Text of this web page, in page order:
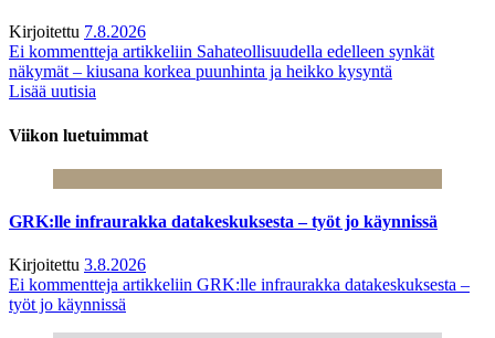
Kirjoitettu 7.8.2026
Ei kommentteja artikkeliin Sahateollisuudella edelleen synkät
näkymät – kiusana korkea puunhinta ja heikko kysyntä
Lisää uutisia
Viikon luetuimmat
GRK:lle infraurakka datakeskuksesta – työt jo käynnissä
Kirjoitettu 3.8.2026
Ei kommentteja artikkeliin GRK:lle infraurakka datakeskuksesta –
työt jo käynnissä